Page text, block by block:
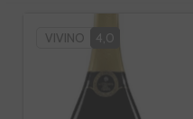
VIVINO 4,0